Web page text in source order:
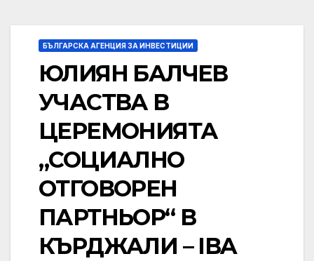
БЪЛГАРСКА АГЕНЦИЯ ЗА ИНВЕСТИЦИИ
ЮЛИЯН БАЛЧЕВ
УЧАСТВА В
ЦЕРЕМОНИЯТА
„СОЦИАЛНО
ОТГОВОРЕН
ПАРТНЬОР“ В
КЪРДЖАЛИ – IBA